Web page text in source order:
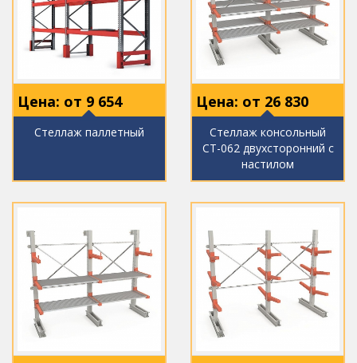
Цена: от 9 654
Стеллаж паллетный
Цена: от 26 830
Стеллаж консольный
СТ-062 двухсторонний с
настилом